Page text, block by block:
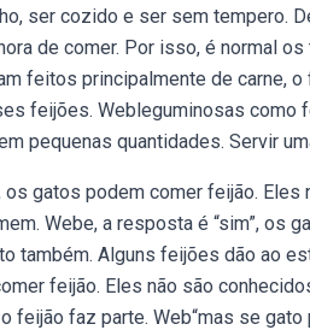
ser cozido e ser sem tempero.
de comer. Por isso, é normal
feitos principalmente de carne,
feijões. Webleguminosas
pequenas quantidades. Servir
gatos podem comer feijão.
Webe, a resposta é “sim”, os
também. Alguns feijões dão ao
feijão. Eles não são
feijão faz parte. Web“mas se